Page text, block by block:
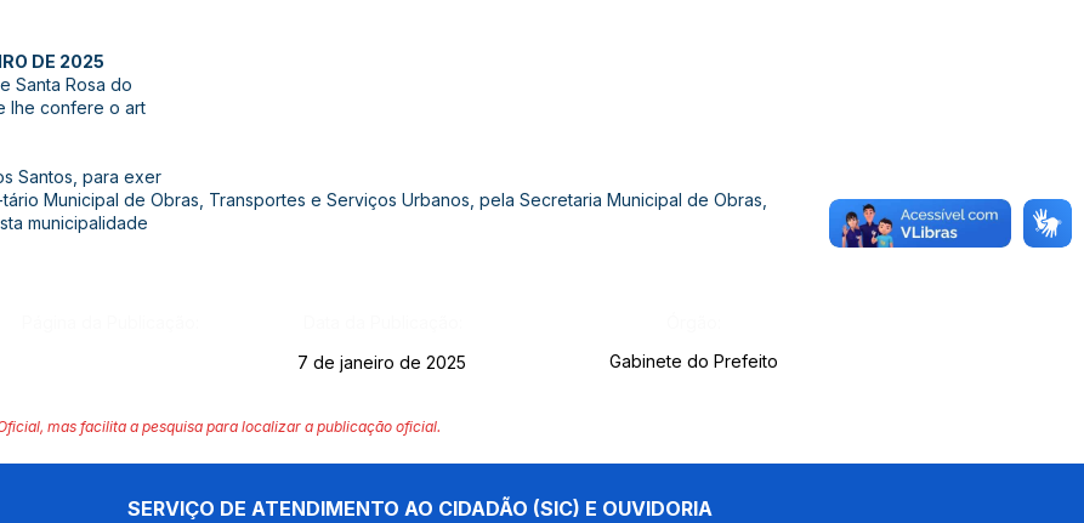
DE 2025
Santa Rosa do
lhe confere o art
Santos, para exer
Municipal de Obras, Transportes e Serviços Urbanos, pela Secretaria Municipal de Obras,
municipalidade
7 de janeiro de 2025 Gabinete do Prefeito
mas facilita a pesquisa para localizar a publicação oficial.
SERVIÇO DE ATENDIMENTO AO CIDADÃO (SIC) E OUVIDORIA